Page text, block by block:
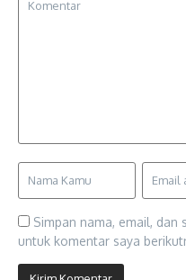
Simpan nama, email, dan
untuk komentar saya